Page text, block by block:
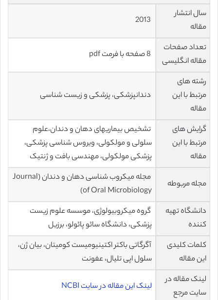
سال انتشار
مقاله
تعداد صفحات
مقاله انگلیسی
رشته های
مرتبط با این
مقاله
دندانپزشکی، پزشکی و زیست شناسی
گرایش های
مرتبط با این
مقاله
تشخیص بیماریهای دهان و دندان،علوم
سلولی و مولکولی، ویروس شناسی پزشکی،
پزشکی مولکولی، مهندسی بافت و ژنتیک
مجله مربوطه
مجله میکروب شناسی دهان و دندان (Journal
of Oral Microbiology)
دانشگاه تهیه
کننده
گروه میکروبیولوژی، موسسه علوم زیست
پزشکی، دانشگاه سائو پائولو، برزیل
کلمات کلیدی
این مقاله
آگرگاتی باکتر اکتینیومیست کومیتان، بیان ژن،
سلول اپی تلیال، عفونت
لینک مقاله در
سایت مرجع
لینک این مقاله در سایت NCBI